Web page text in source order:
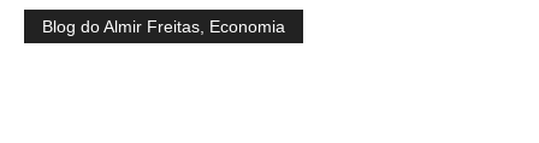
Blog do Almir Freitas Economia